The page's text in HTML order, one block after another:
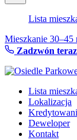
Lista
Mieszkanie 30–45
Zadzwón
Lista
Lokalizacja
Deweloper
Kontakt